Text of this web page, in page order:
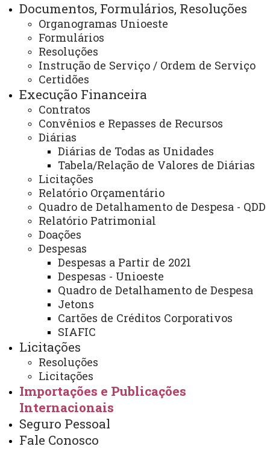
Documentos, Formulários, Resoluções
Organogramas Unioeste
Formulários
Resoluções
Instrução de Serviço / Ordem de Serviço
Certidões
Execução Financeira
Contratos
Convênios e Repasses de Recursos
Diárias
Diárias de Todas as Unidades
Tabela/Relação de Valores de Diárias
Licitações
Relatório Orçamentário
Quadro de Detalhamento de Despesa - QDD
Relatório Patrimonial
Doações
Despesas
Despesas a Partir de 2021
Despesas - Unioeste
Quadro de Detalhamento de Despesa
Jetons
Cartões de Créditos Corporativos
SIAFIC
Licitações
Resoluções
Licitações
Importações e Publicações
Internacionais
Seguro Pessoal
Fale Conosco
ATUALIZAÇÃO MAIS RECENTE: 23 DE SETEMBRO
DE 2021
ACESSOS: 7320
Você está aqui:Unioeste
Administração e Finanças
Diretorias
Importações e Publicações Internacionais
ACESSE
Acesso Restrito (Editores do Portal)
Arquivo Virtual
Bibliotecas
Identidade Visual
Mapa do Site
Portal Office 365
Sistemas
Telefones
Webmail